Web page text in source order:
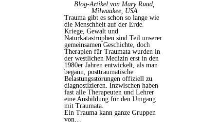
Blog-Artikel von Mary Ruud,
Milwaukee, USA
Trauma gibt es schon so lange wie
die Menschheit auf der Erde.
Kriege, Gewalt und
Naturkatastrophen sind Teil unserer
gemeinsamen Geschichte, doch
Therapien für Traumata wurden in
der westlichen Medizin erst in den
1980er Jahren entwickelt, als man
begann, posttraumatische
Belastungsstörungen offiziell zu
diagnostizieren. Inzwischen haben
fast alle Therapeuten und Lehrer
eine Ausbildung für den Umgang
mit Traumata.
Ein Trauma kann ganze Gruppen
von…